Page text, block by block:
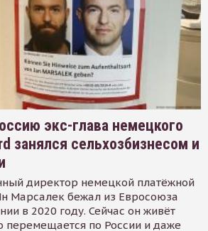
экс-глава немецкого
занялся сельхозбизнесом и
директор немецкой платёжной
Марсалек бежал из Евросоюза
в 2020 году. Сейчас он живёт
перемещается по России и даже